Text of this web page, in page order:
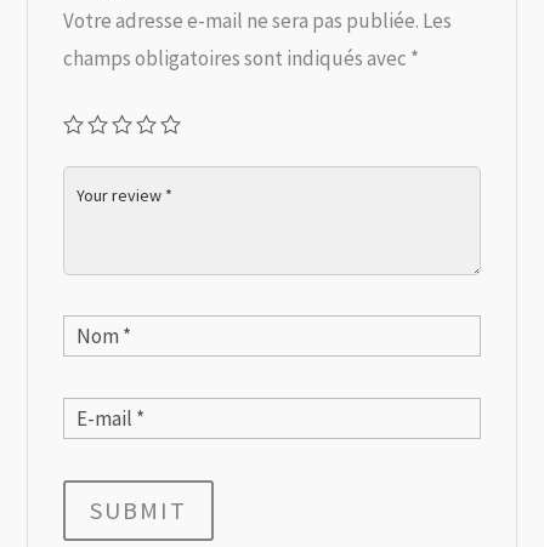
Votre adresse e-mail ne sera pas publiée. Les
champs obligatoires sont indiqués avec *
SUBMIT